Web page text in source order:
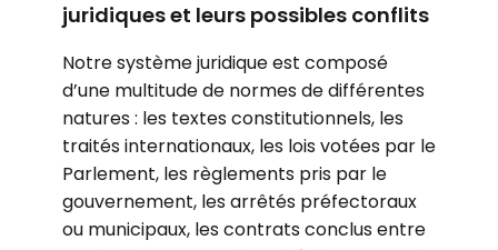
juridiques et leurs possibles conflits
Notre système juridique est composé
d’une multitude de normes de différentes
natures : les textes constitutionnels, les
traités internationaux, les lois votées par le
Parlement, les règlements pris par le
gouvernement, les arrêtés préfectoraux
ou municipaux, les contrats conclus entre